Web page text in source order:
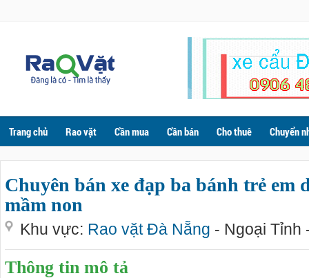
Trang chủ Rao vặt Cần mua Cần bán Cho thuê Chuyển
Chuyên bán xe đạp ba bánh trẻ em
mầm non
Khu vực: Rao vặt Đà Nẵng - Ngoại Tỉnh
Thông tin mô tả